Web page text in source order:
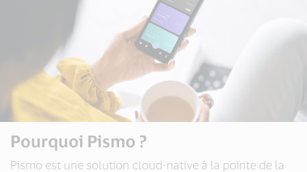
Pourquoi Pismo ?
Pismo est une solution cloud-native à la pointe de la